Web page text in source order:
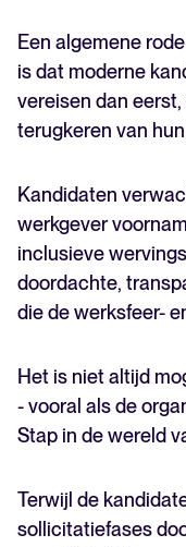
Een algemene
is dat moderne
vereisen dan
terugkeren van
Kandidaten
werkgever
inclusieve
doordachte,
die de werksfeer-
Het is niet altijd
- vooral als de
Stap in de wereld
Terwijl de
sollicitatiefases